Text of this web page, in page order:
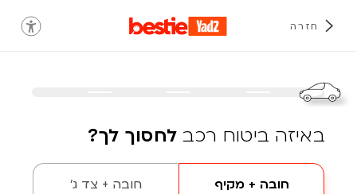
חזרה
באיזה ביטוח רכב לחסוך לך?
חובה + מקיף חובה + צד ג'